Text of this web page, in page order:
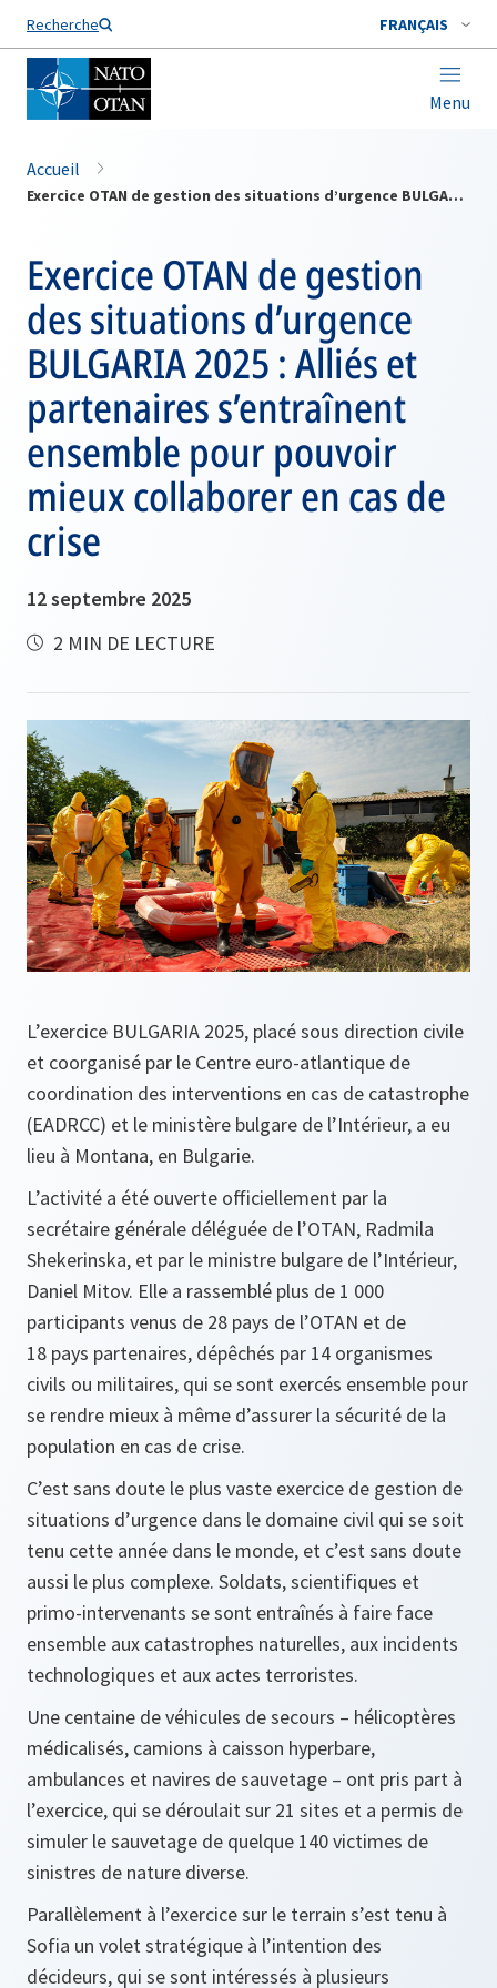
Recherche FRANÇAIS
Menu
Nom de famille*
Accueil
Exercice OTAN de gestion des situations d’urgence BULGARIA 2025 : Alliés et partenaires s’entraînent ensemble pour pouvoir mieux collaborer en cas de crise
Exercice OTAN de gestion
des situations d’urgence
BULGARIA 2025 : Alliés et
partenaires s’entraînent
ensemble pour pouvoir
mieux collaborer en cas de
crise
12 septembre 2025
2 MIN DE LECTURE
L’exercice BULGARIA 2025, placé sous direction civile
et coorganisé par le Centre euro-atlantique de
coordination des interventions en cas de catastrophe
(EADRCC) et le ministère bulgare de l’Intérieur, a eu
lieu à Montana, en Bulgarie.
L’activité a été ouverte officiellement par la
secrétaire générale déléguée de l’OTAN, Radmila
Shekerinska, et par le ministre bulgare de l’Intérieur,
Daniel Mitov. Elle a rassemblé plus de 1 000
participants venus de 28 pays de l’OTAN et de
18 pays partenaires, dépêchés par 14 organismes
civils ou militaires, qui se sont exercés ensemble pour
se rendre mieux à même d’assurer la sécurité de la
population en cas de crise.
C’est sans doute le plus vaste exercice de gestion de
situations d’urgence dans le domaine civil qui se soit
tenu cette année dans le monde, et c’est sans doute
aussi le plus complexe. Soldats, scientifiques et
primo-intervenants se sont entraînés à faire face
ensemble aux catastrophes naturelles, aux incidents
technologiques et aux actes terroristes.
Une centaine de véhicules de secours – hélicoptères
médicalisés, camions à caisson hyperbare,
ambulances et navires de sauvetage – ont pris part à
l’exercice, qui se déroulait sur 21 sites et a permis de
simuler le sauvetage de quelque 140 victimes de
sinistres de nature diverse.
Parallèlement à l’exercice sur le terrain s’est tenu à
Sofia un volet stratégique à l’intention des
décideurs, qui se sont intéressés à plusieurs